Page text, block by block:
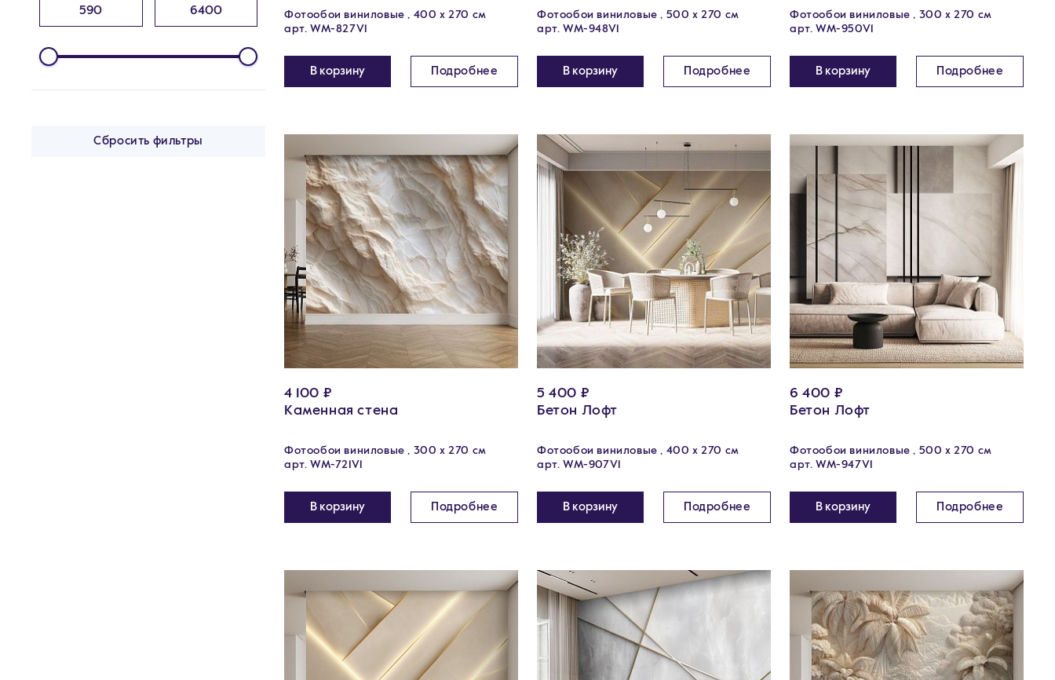
Сбросить фильтры
Фотообои виниловые , 400 х 270 см
арт. WM-827V1
В корзину Подробнее
Фотообои виниловые , 500 x 270 см
арт. WM-948V1
В корзину Подробнее
Фотообои виниловые , 300 х 270 см
арт. WM-950V1
В корзину Подробнее
4 100 ₽
Каменная стена
Фотообои виниловые , 300 х 270 см
арт. WM-721V1
В корзину Подробнее
5 400 ₽
Бетон Лофт
Фотообои виниловые , 400 х 270 см
арт. WM-907V1
В корзину Подробнее
6 400 ₽
Бетон Лофт
Фотообои виниловые , 500 x 270 см
арт. WM-947V1
В корзину Подробнее